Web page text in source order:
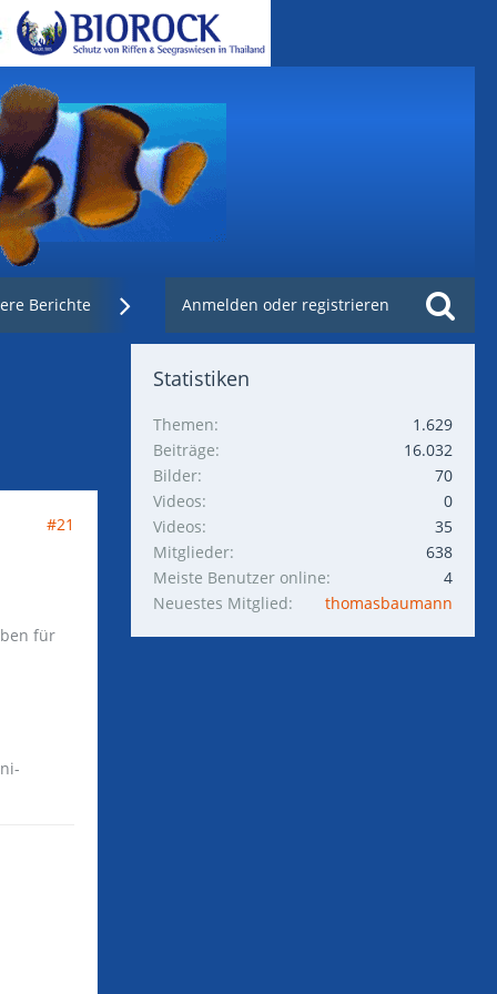
Berichte Weblinks Nachzuchtenregister.de
Anmelden oder registrieren
#21
für
Statistiken
Themen
1.629
Beiträge
16.032
Bilder
70
Videos
0
Videos
35
Mitglieder
638
Meiste Benutzer online
4
Neuestes Mitglied
thomasbaumann